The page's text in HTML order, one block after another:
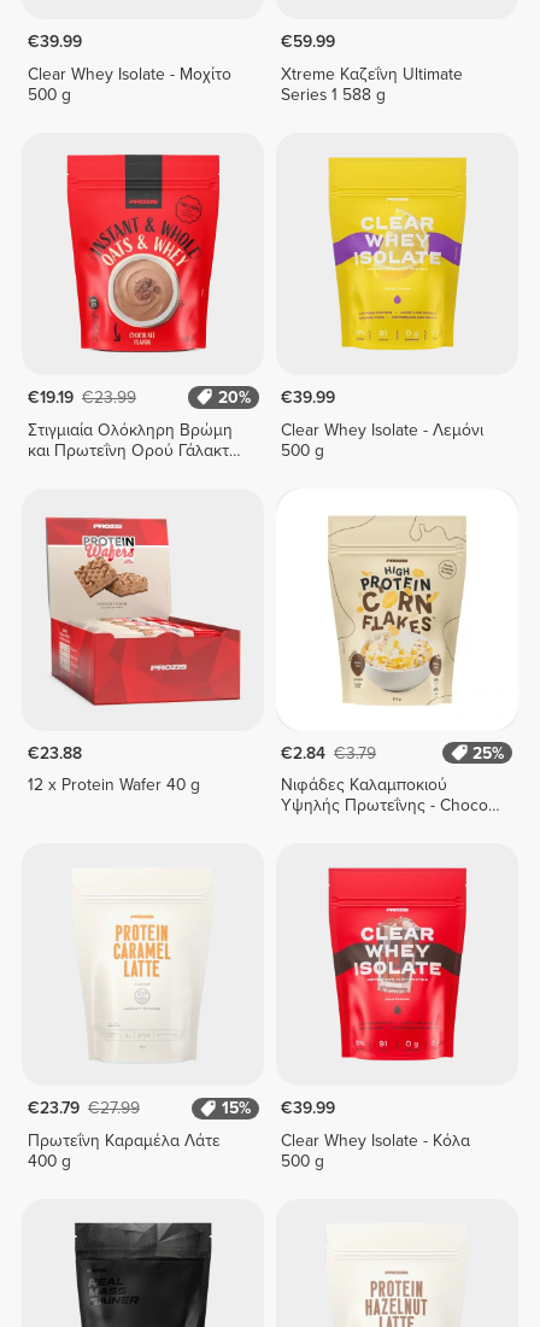
€39.99
Clear Whey Isolate - Μοχίτο
500 g
€59.99
Xtreme Καζεΐνη Ultimate
Series 1 588 g
€19.19 €23.99
20%
Στιγμιαία Ολόκληρη Βρώμη
και Πρωτεΐνη Ορού Γάλακτος
€39.99
Clear Whey Isolate - Λεμόνι
500 g
€23.88
12 x Protein Wafer 40 g
€2.84 €3.79
25%
Νιφάδες Καλαμποκιού
Υψηλής Πρωτεΐνης - Choco
€23.79 €27.99
15%
Πρωτεΐνη Καραμέλα Λάτε
400 g
€39.99
Clear Whey Isolate - Κόλα
500 g